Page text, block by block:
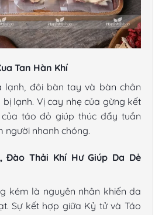
Tan Hàn Khí
đôi bàn tay và bàn chân
lạnh. Vị cay nhẹ của gừng kết
táo đỏ giúp thúc đẩy tuần
người nhanh chóng.
Đào Thải Khí Hư Giúp Da Dẻ
kém là nguyên nhân khiến da
Sự kết hợp giữa Kỷ tử và Táo